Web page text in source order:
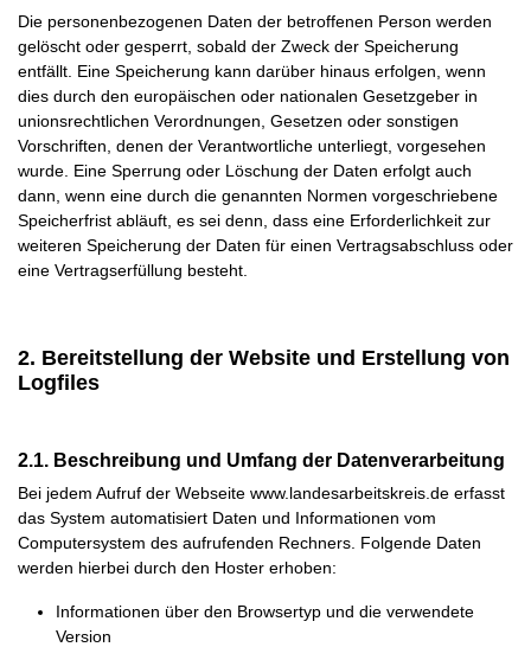
Die personenbezogenen Daten der betroffenen Person werden
gelöscht oder gesperrt, sobald der Zweck der Speicherung
entfällt. Eine Speicherung kann darüber hinaus erfolgen, wenn
dies durch den europäischen oder nationalen Gesetzgeber in
unionsrechtlichen Verordnungen, Gesetzen oder sonstigen
Vorschriften, denen der Verantwortliche unterliegt, vorgesehen
wurde. Eine Sperrung oder Löschung der Daten erfolgt auch
dann, wenn eine durch die genannten Normen vorgeschriebene
Speicherfrist abläuft, es sei denn, dass eine Erforderlichkeit zur
weiteren Speicherung der Daten für einen Vertragsabschluss oder
eine Vertragserfüllung besteht.
2. Bereitstellung der Website und Erstellung von
Logfiles
2.1. Beschreibung und Umfang der Datenverarbeitung
Bei jedem Aufruf der Webseite www.landesarbeitskreis.de erfasst
das System automatisiert Daten und Informationen vom
Computersystem des aufrufenden Rechners. Folgende Daten
werden hierbei durch den Hoster erhoben:
Informationen über den Browsertyp und die verwendete
Version